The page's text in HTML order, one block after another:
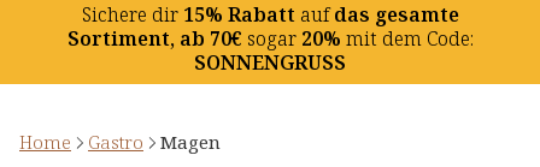
Sichere dir15% Rabatt aufdas gesamte
Sortiment, ab 70€ sogar20% mit dem Code:
SONNENGRUSS
Home Gastro Magen